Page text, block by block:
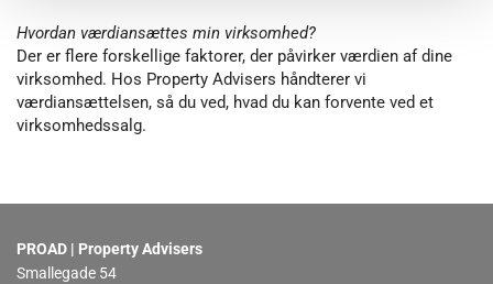
Hvordan værdiansættes min virksomhed?
Der er flere forskellige faktorer, der påvirker værdien af dine
virksomhed. Hos Property Advisers håndterer vi
værdiansættelsen, så du ved, hvad du kan forvente ved et
virksomhedssalg.
PROAD | Property Advisers
Smallegade 54